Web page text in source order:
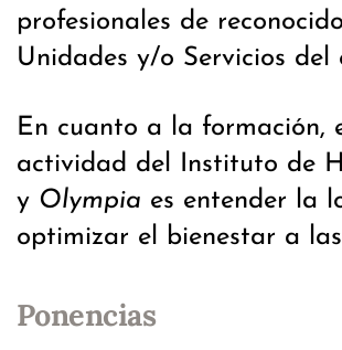
profesionales de
Unidades y/o Servicios del
En cuanto a la formación,
actividad del Instituto de
y Olympia es entender la
optimizar el bienestar a
Ponencias